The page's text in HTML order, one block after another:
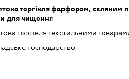
торгівля фарфором, скляним
для чищення
торгівля текстильними
господарство